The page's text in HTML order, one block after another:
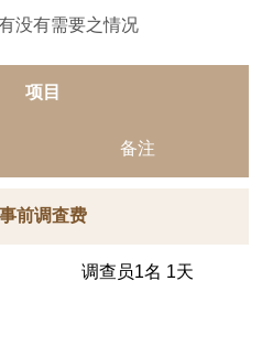
没有需要之情况
项目
备注
事前调査费
调查员1名 1天